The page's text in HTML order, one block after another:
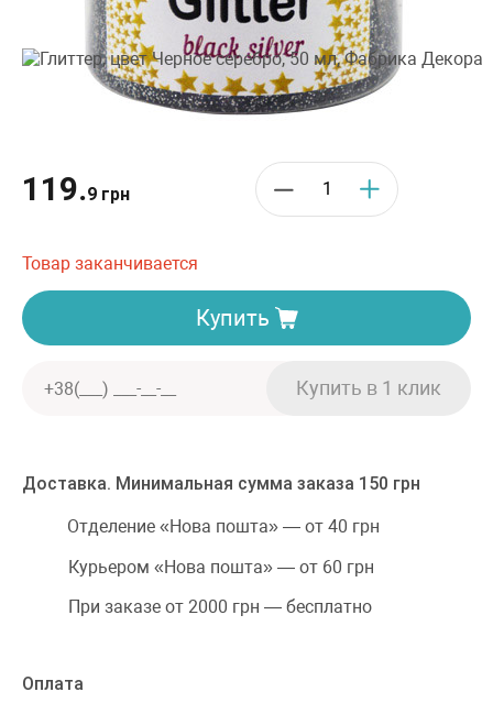
119.9 грн
Товар заканчивается
Купить
Доставка. Минимальная сумма заказа 150 грн
Отделение «Нова пошта» — от 40 грн
Курьером «Нова пошта» — от 60 грн
При заказе от 2000 грн — бесплатно
Оплата